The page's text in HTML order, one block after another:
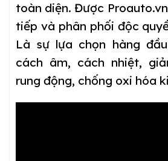
toàn diện. Được
tiếp và phân phối độc
Là sự lựa chọn hàng
cách âm, cách nhiệt,
rung động, chống oxi hóa